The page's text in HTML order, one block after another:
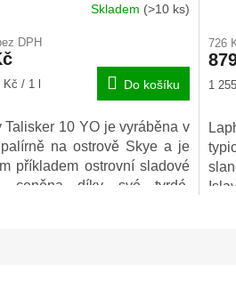
Skladem (>10 ks)
DPH
/ 1 l Do košíku
Talisker 10 YO je vyráběna v
na ostrově Skye a je
příkladem ostrovní sladové
ceněna díky své tvrdé,
je
5,0
726
Měrná
1